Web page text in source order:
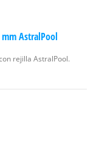
AstralPool
rejilla AstralPool.